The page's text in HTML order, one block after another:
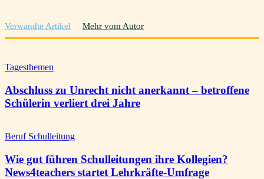
Verwandte Artikel Mehr vom Autor
Tagesthemen
Abschluss zu Unrecht nicht anerkannt – betroffene
Schülerin verliert drei Jahre
Beruf Schulleitung
Wie gut führen Schulleitungen ihre Kollegien?
News4teachers startet Lehrkräfte-Umfrage